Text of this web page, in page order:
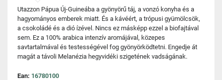
Utazzon Pápua Új-Guineába a gyönyörű táj, a vonzó konyha és a
hagyományos emberek miatt. És a kávéért, a trópusi gyümölcsök,
a csokoládé és a dió ízével. Nincs ez másképp ezzel a biofajtával
sem. Ez a 100% arabica intenzív aromájával, közepes
savtartalmával és testességével fog gyönyörködtetni. Engedje át
magát a távoli Melanézia hegyvidéki szigetének vadságának.
Ean: 16780100